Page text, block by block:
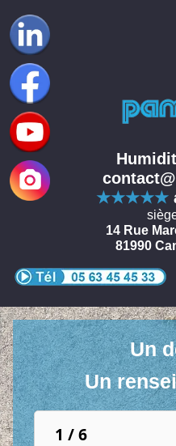
★★★★★
14 Rue
81990
Un
Un
1 / 6